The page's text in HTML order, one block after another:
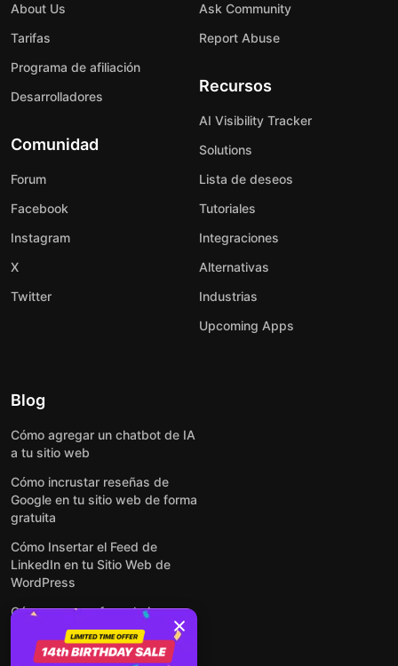
About Us
Tarifas
Programa de afiliación
Desarrolladores
Comunidad
Forum
Facebook
Instagram
X
Twitter
Ask Community
Report Abuse
Recursos
AI Visibility Tracker
Solutions
Lista de deseos
Tutoriales
Integraciones
Alternativas
Industrias
Upcoming Apps
Blog
Cómo agregar un chatbot de IA
a tu sitio web
Cómo incrustar reseñas de
Google en tu sitio web de forma
gratuita
Cómo Insertar el Feed de
LinkedIn en tu Sitio Web de
WordPress
Cómo crear un formulario para
WordPress: de manera simple y
rápida